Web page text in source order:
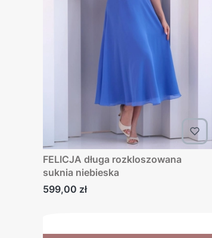
FELICJA długa rozkloszowana
suknia niebieska
Cena
599,00 zł